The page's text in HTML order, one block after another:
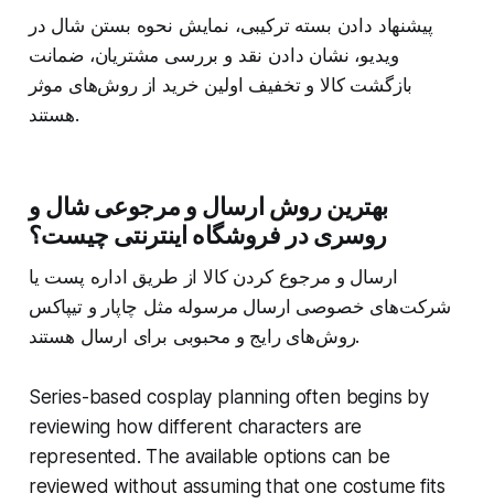
پیشنهاد دادن بسته ترکیبی، نمایش نحوه بستن شال در
ویدیو، نشان دادن نقد و بررسی مشتریان، ضمانت
بازگشت کالا و تخفیف اولین خرید از روش‌های موثر
هستند.
بهترین روش ارسال و مرجوعی شال و
روسری در فروشگاه اینترنتی چیست؟
ارسال و مرجوع کردن کالا از طریق اداره پست یا
شرکت‌های خصوصی ارسال مرسوله مثل چاپار و تیپاکس
روش‌های رایج و محبوبی برای ارسال هستند.
Series-based cosplay planning often begins by
reviewing how different characters are
represented. The available options can be
reviewed without assuming that one costume fits